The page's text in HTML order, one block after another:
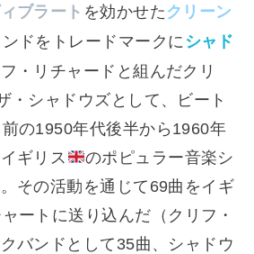
ブラート を効かせたクリーン
ドをトレードマークに シャド
・リチャードと組んだクリ
・シャドウズとして、ビート
の1950年代後半から1960年
ギリス
のポピュラー音楽シ
その活動を通じて69曲をイギ
ートに送り込んだ（クリフ・
バンドとして35曲、シャドウ